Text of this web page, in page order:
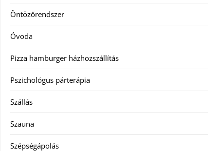
Öntözőrendszer
Óvoda
Pizza hamburger házhozszállítás
Pszichológus párterápia
Szállás
Szauna
Szépségápolás